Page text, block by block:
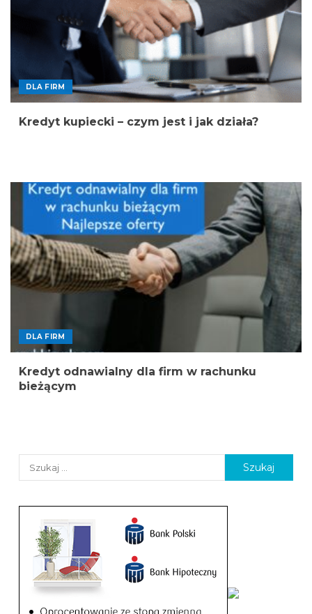
DLA FIRM
Kredyt kupiecki – czym jest i jak działa?
DLA FIRM
Kredyt odnawialny dla firm w rachunku
bieżącym